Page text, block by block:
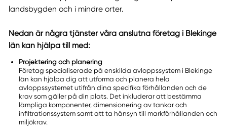
landsbygden och i mindre orter.
Nedan är några tjänster våra anslutna företag i Blekinge
län kan hjälpa till med:
Projektering och planering
Företag specialiserade på enskilda avloppssystem i Blekinge
län kan hjälpa dig att utforma och planera hela
avloppssystemet utifrån dina specifika förhållanden och de
krav som gäller på din plats. Det inkluderar att bestämma
lämpliga komponenter, dimensionering av tankar och
infiltrationssystem samt att ta hänsyn till markförhållanden och
miljökrav.